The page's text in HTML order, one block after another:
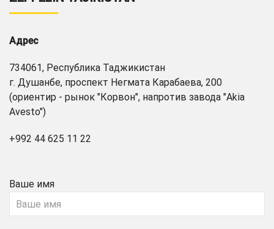
Адрес
734061, Республика Таджикистан
г. Душанбе, проспект Негмата Карабаева, 200
(ориентир - рынок "Корвон", напротив завода "Akia
Avesto")
+992 44 625 11 22
Ваше имя